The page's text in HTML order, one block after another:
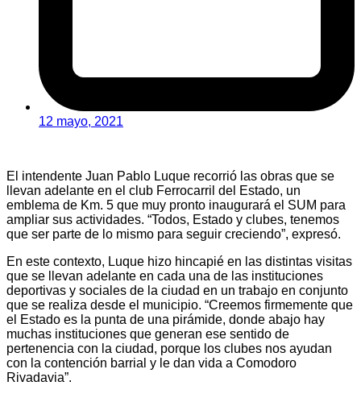
12 mayo, 2021
El intendente Juan Pablo Luque recorrió las obras que se
llevan adelante en el club Ferrocarril del Estado, un
emblema de Km. 5 que muy pronto inaugurará el SUM para
ampliar sus actividades. “Todos, Estado y clubes, tenemos
que ser parte de lo mismo para seguir creciendo”, expresó.
En este contexto, Luque hizo hincapié en las distintas visitas
que se llevan adelante en cada una de las instituciones
deportivas y sociales de la ciudad en un trabajo en conjunto
que se realiza desde el municipio. “Creemos firmemente que
el Estado es la punta de una pirámide, donde abajo hay
muchas instituciones que generan ese sentido de
pertenencia con la ciudad, porque los clubes nos ayudan
con la contención barrial y le dan vida a Comodoro
Rivadavia”.